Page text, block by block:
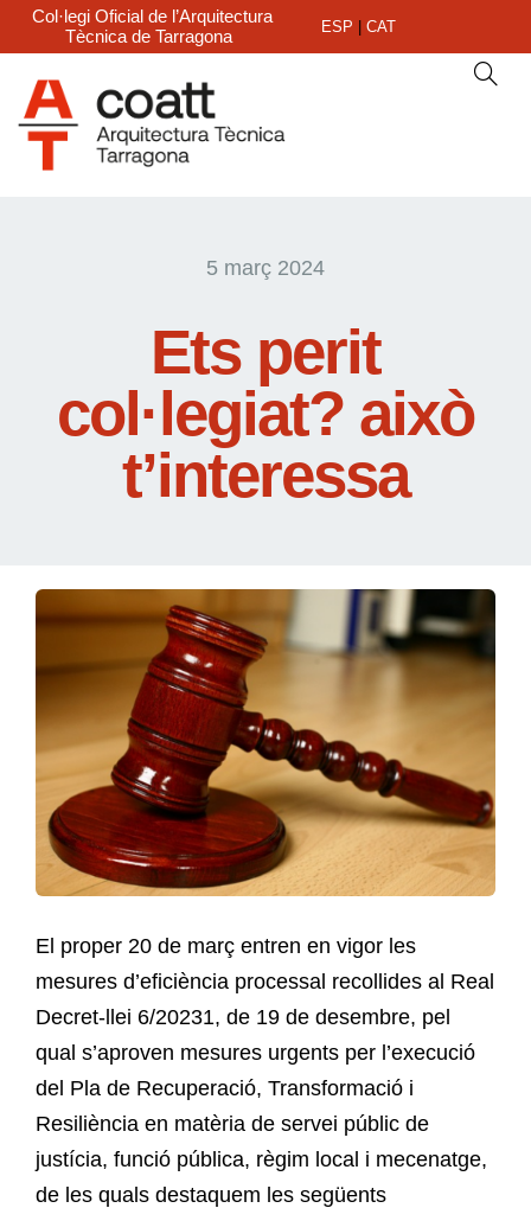
Col·legi Oficial de l’Arquitectura
Tècnica de Tarragona
ESP CAT
5 març 2024
Ets perit
col·legiat? això
t’interessa
El proper 20 de març entren en vigor les
mesures d’eficiència processal recollides al Real
Decret-llei 6/20231, de 19 de desembre, pel
qual s’aproven mesures urgents per l’execució
del Pla de Recuperació, Transformació i
Resiliència en matèria de servei públic de
justícia, funció pública, règim local i mecenatge,
de les quals destaquem les següents